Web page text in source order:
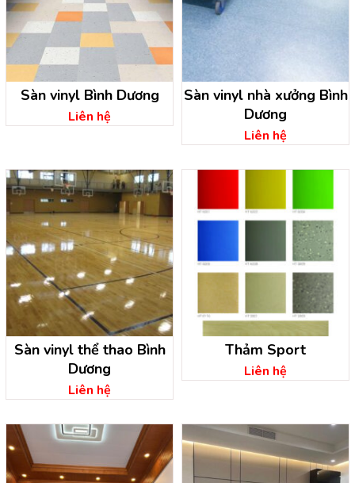
Sàn vinyl Bình Dương
Liên hệ
Sàn vinyl nhà xưởng Bình
Dương
Liên hệ
Sàn vinyl thể thao Bình
Dương
Liên hệ
Thảm Sport
Liên hệ